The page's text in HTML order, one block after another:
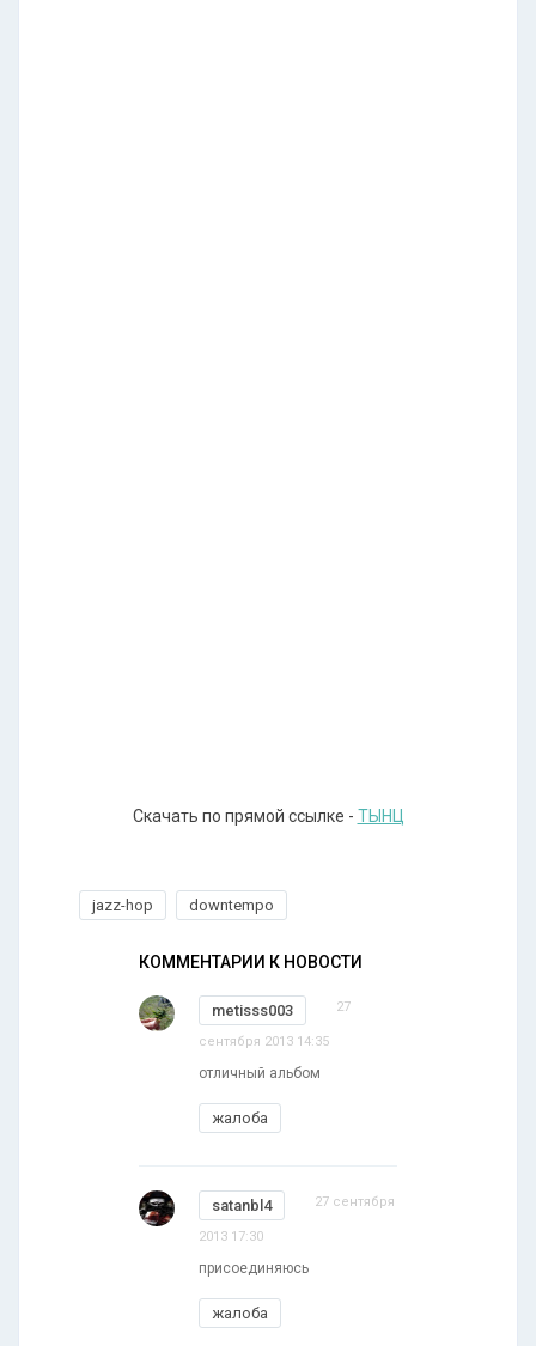
Скачать по прямой ссылке - ТЫНЦ
jazz-hop downtempo
КОММЕНТАРИИ К НОВОСТИ
metisss003 27
сентября 2013 14:35
отличный альбом
жалоба
satanbl4 27 сентября
2013 17:30
присоединяюсь
жалоба